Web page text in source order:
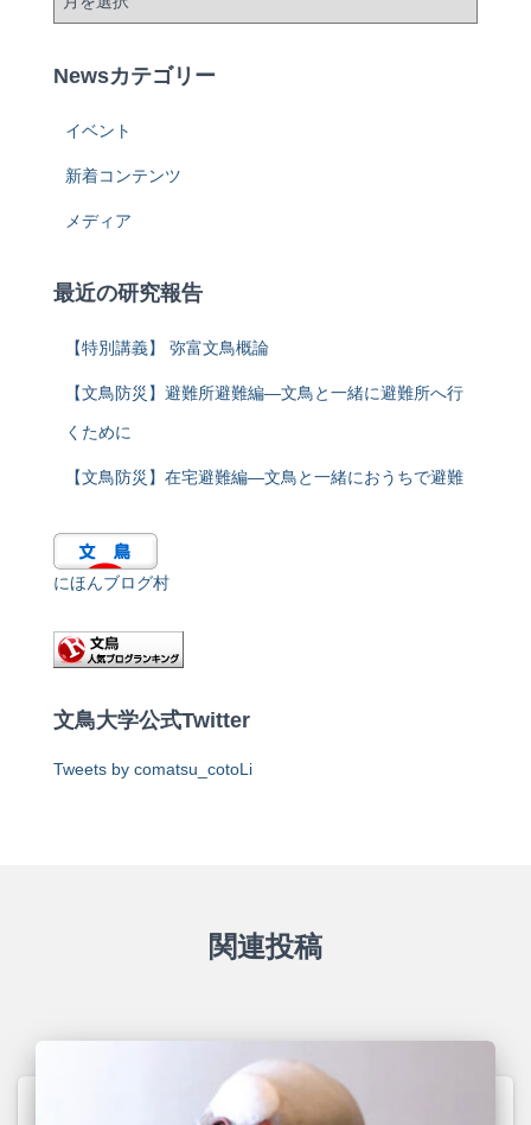
Newsカテゴリー
イベント
新着コンテンツ
メディア
最近の研究報告
【特別講義】 弥富文鳥概論
【文鳥防災】避難所避難編―文鳥と一緒に避難所へ行
くために
【文鳥防災】在宅避難編―文鳥と一緒におうちで避難
にほんブログ村
文鳥大学公式Twitter
Tweets by comatsu_cotoLi
関連投稿